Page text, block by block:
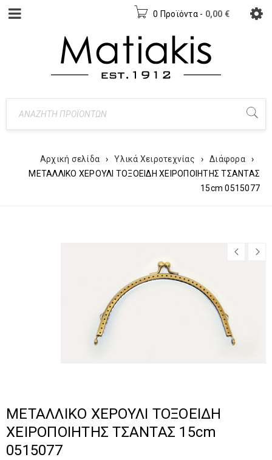
0 Προϊόντα - 0,00 €
Αρχική σελίδα › Υλικά Χειροτεχνίας › Διάφορα
›
ΜΕΤΑΛΛΙΚΟ ΧΕΡΟΥΛΙ ΤΟΞΟΕΙΔΗ ΧΕΙΡΟΠΟΙΗΤΗΣ ΤΣΑΝΤΑΣ
15cm 0515077
ΜΕΤΑΛΛΙΚΟ ΧΕΡΟΥΛΙ ΤΟΞΟΕΙΔΗ
ΧΕΙΡΟΠΟΙΗΤΗΣ ΤΣΑΝΤΑΣ 15cm
0515077